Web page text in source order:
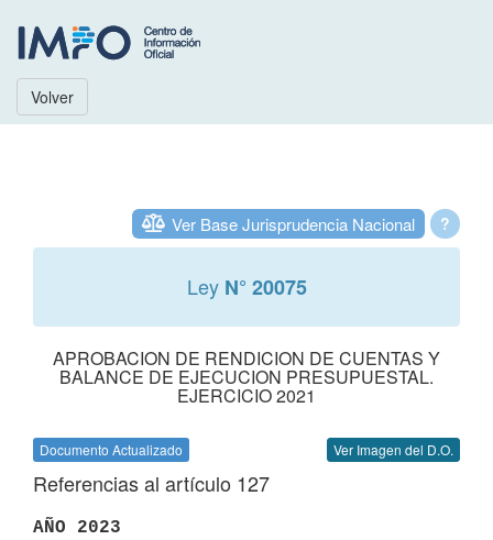
Volver
?
Ver Base Jurisprudencia Nacional
Ley N° 20075
APROBACION DE RENDICION DE CUENTAS Y
BALANCE DE EJECUCION PRESUPUESTAL.
EJERCICIO 2021
Documento Actualizado Ver Imagen del D.O.
Referencias al artículo 127
AÑO 2023